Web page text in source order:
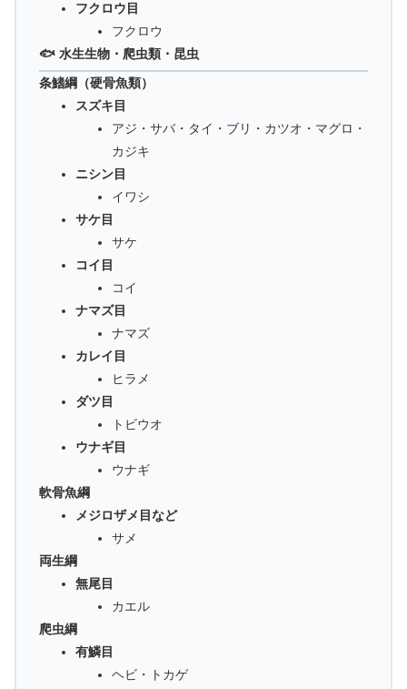
フクロウ目
フクロウ
🐟 水生生物・爬虫類・昆虫
条鰭綱（硬骨魚類）
スズキ目
アジ・サバ・タイ・ブリ・カツオ・マグロ・
カジキ
ニシン目
イワシ
サケ目
サケ
コイ目
コイ
ナマズ目
ナマズ
カレイ目
ヒラメ
ダツ目
トビウオ
ウナギ目
ウナギ
軟骨魚綱
メジロザメ目など
サメ
両生綱
無尾目
カエル
爬虫綱
有鱗目
ヘビ・トカゲ